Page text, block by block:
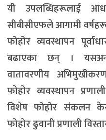
यी उपलब्धिहरूलाई
सीबीसीएफले आगामी
फोहोर व्यवस्थापन
बढाएका छन् ।
वातावरणीय
फोहोर व्यवस्थापन
विशेष फोहोर संकलन
फोहोर ढुवानी प्रणाली